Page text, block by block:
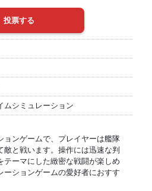
ムシミュレーション
ョンゲームで、プレイヤーは艦隊
敵と戦います。操作には迅速な判
テーマにした緻密な戦闘が楽しめ
ーションゲームの愛好者におすす